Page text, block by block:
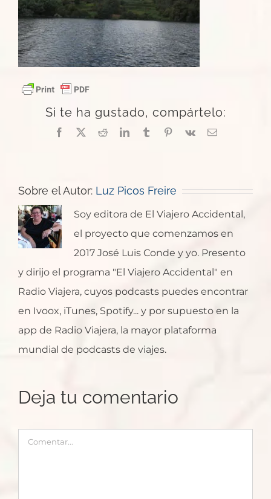
Si te ha gustado, compártelo:
Facebook
X RedditLinkedInTumblrPinterest
Vk
Correo
Sobre el Autor: Luz Picos Freire
Soy editora de El Viajero Accidental,
el proyecto que comenzamos en
2017 José Luis Conde y yo. Presento
y dirijo el programa "El Viajero Accidental" en
Radio Viajera, cuyos podcasts puedes encontrar
en Ivoox, iTunes, Spotify... y por supuesto en la
app de Radio Viajera, la mayor plataforma
mundial de podcasts de viajes.
Deja tu comentario
Comentar